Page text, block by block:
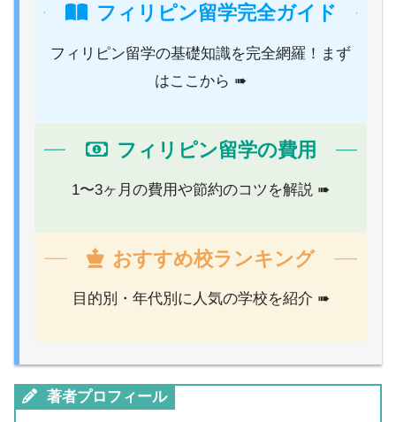
フィリピン留学完全ガイド
フィリピン留学の基礎知識を完全網羅！まず
はここから ➠
フィリピン留学の費用
1〜3ヶ月の費用や節約のコツを解説 ➠
おすすめ校ランキング
目的別・年代別に人気の学校を紹介 ➠
著者プロフィール